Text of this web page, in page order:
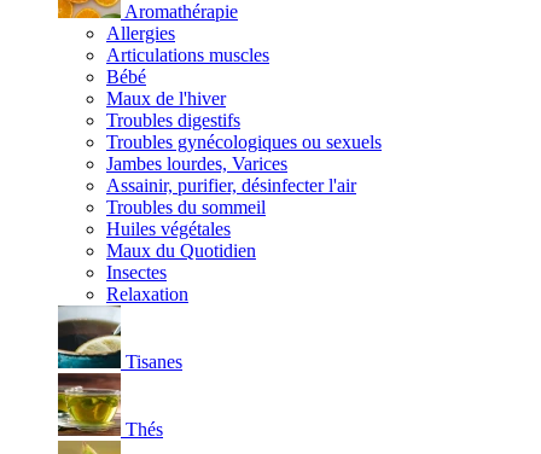
Aromathérapie
Allergies
Articulations muscles
Bébé
Maux de l'hiver
Troubles digestifs
Troubles gynécologiques ou sexuels
Jambes lourdes, Varices
Assainir, purifier, désinfecter l'air
Troubles du sommeil
Huiles végétales
Maux du Quotidien
Insectes
Relaxation
Tisanes
Thés